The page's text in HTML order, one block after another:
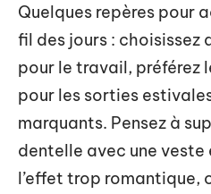
Quelques repères pour
fil des jours : choisissez
pour le travail, préférez
pour les sorties
marquants. Pensez à
dentelle avec une veste
l’effet trop romantique,